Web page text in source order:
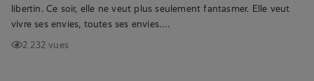
libertin. Ce soir, elle ne veut plus seulement fantasmer. Elle veut
vivre ses envies, toutes ses envies….
2 232 vues